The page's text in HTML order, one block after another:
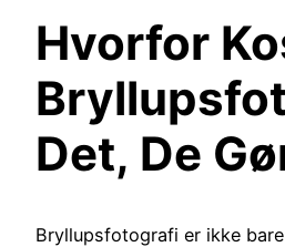
Hvorfor
Det, De
Bryllupsfotografi er ikke